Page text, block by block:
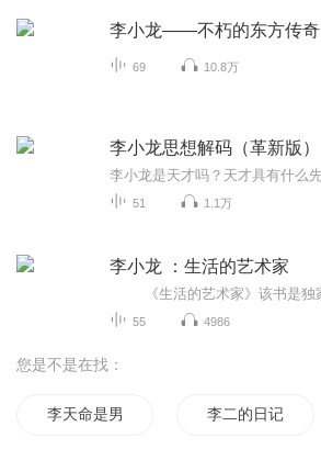
李小龙——不朽的东方传奇
69 10.8万
李小龙思想解码（革新版）
51 1.1万
李小龙 ：生活的艺术家
55 4986
您是不是在找：
李天命是男主 李二的日记本